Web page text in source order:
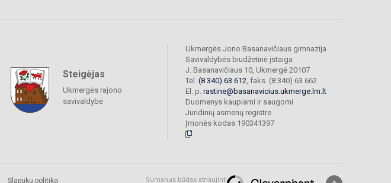
Steigėjas
Ukmergės rajono
savivaldybė
Ukmergės Jono Basanavičiaus gimnazija
Savivaldybės biudžetinė įstaiga
J. Basanavičiaus 10, Ukmergė 20107
Tel. (8 340) 63 612, faks. (8 340) 63 662
El. p. rastine@basanavicius.ukmerge.lm.lt
Duomenys kaupiami ir saugomi
Juridinių asmenų registre
Įmonės kodas 190341397
Slapukų politika Sumanus būdas atnaujinti